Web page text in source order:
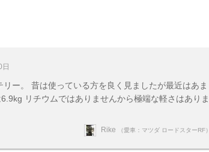
ー。 昔は使っている方を良く見ましたが最近はあま
リチウムではありませんから極端な軽さはありま
Rike （愛車：マツダ ロードスターRF）